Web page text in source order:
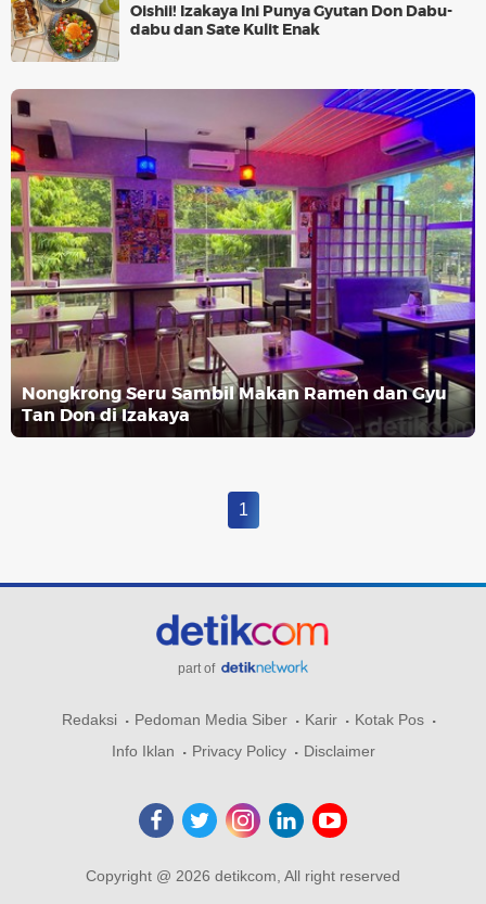
Oishii! Izakaya Ini Punya Gyutan Don Dabu-
dabu dan Sate Kulit Enak
Nongkrong Seru Sambil Makan Ramen dan Gyu
Tan Don di Izakaya
1
part of
Redaksi Pedoman Media Siber Karir
Kotak Pos
Info Iklan
Privacy Policy Disclaimer
Copyright @ 2026 detikcom, All right reserved